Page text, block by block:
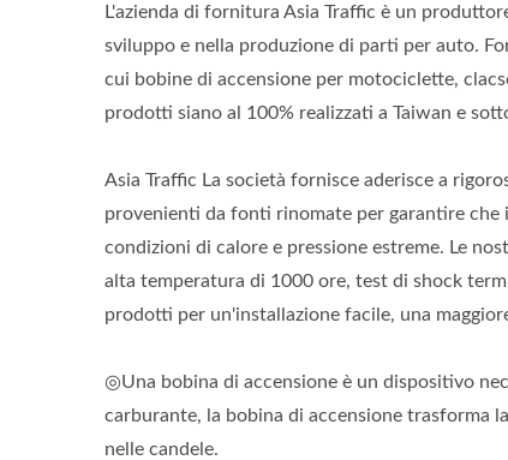
L'azienda di fornitura Asia Traffic è un
sviluppo e nella produzione di parti per auto.
cui bobine di accensione per motociclette,
prodotti siano al 100% realizzati a Taiwan e
Asia Traffic La società fornisce aderisce a
provenienti da fonti rinomate per garantire
condizioni di calore e pressione estreme. Le
alta temperatura di 1000 ore, test di shock
prodotti per un'installazione facile, una
◎Una bobina di accensione è un dispositivo
carburante, la bobina di accensione trasforma
nelle candele.